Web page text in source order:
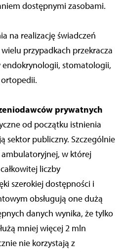
dostępnymi zasobami.
na realizację świadczeń
przypadkach przekracza
endokrynologii, stomatologii,
prywatnych
od początku istnienia
sektor publiczny. Szczególnie
w której
liczby
szerokiej dostępności i
obsługują one dużą
danych wynika, że tylko
mniej więcej 2 mln
nie korzystają z